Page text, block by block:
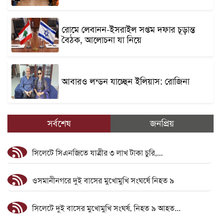
রোমে লেবানন-ইসরাইল সপ্তম দফার চূড়ান্ত
বৈঠক, আলোচনা যা নিয়ে
আবারও লন্ডন যাচ্ছেন ইলিয়াস: রোজিনা
সর্বশেষ জনপ্রিয়
সিলেটে সিএনজিতে যাত্রীর ৩ লাখ টাকা চুরি,...
ওসমানীনগরে দুই বাসের মুখোমুখি সংঘর্ষে নিহত ৯
সিলেটে দুই বাসের মুখোমুখি সংঘর্ষ, নিহত ৯ আহত...